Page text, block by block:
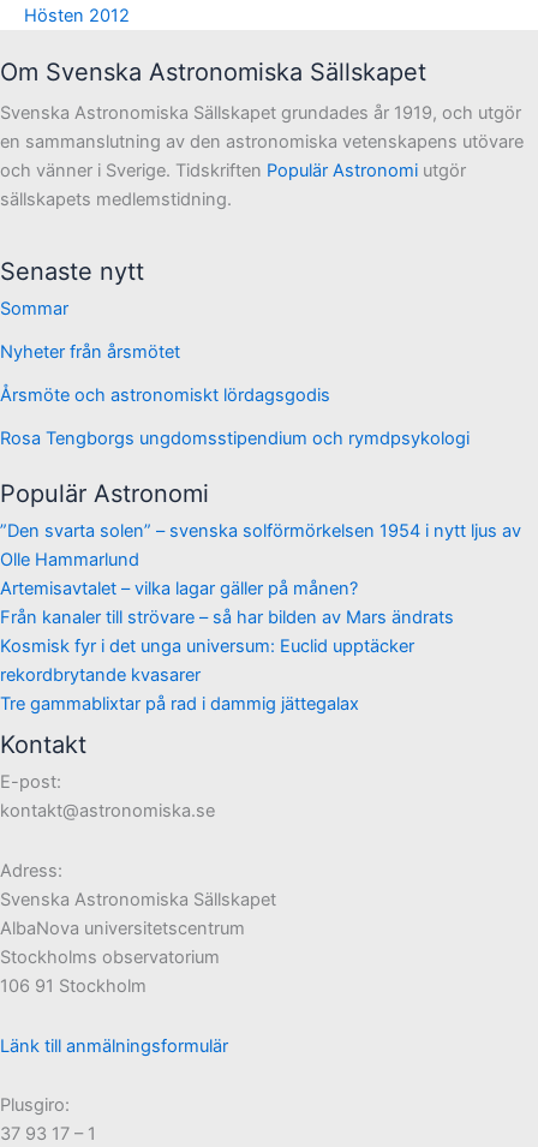
Hösten 2012
Om Svenska Astronomiska Sällskapet
Svenska Astronomiska Sällskapet grundades år 1919, och utgör
en sammanslutning av den astronomiska vetenskapens utövare
och vänner i Sverige. Tidskriften Populär Astronomi utgör
sällskapets medlemstidning.
Senaste nytt
Sommar
Nyheter från årsmötet
Årsmöte och astronomiskt lördagsgodis
Rosa Tengborgs ungdomsstipendium och rymdpsykologi
Populär Astronomi
”Den svarta solen” – svenska solförmörkelsen 1954 i nytt ljus av
Olle Hammarlund
Artemisavtalet – vilka lagar gäller på månen?
Från kanaler till strövare – så har bilden av Mars ändrats
Kosmisk fyr i det unga universum: Euclid upptäcker
rekordbrytande kvasarer
Tre gammablixtar på rad i dammig jättegalax
Kontakt
E-post:
kontakt@astronomiska.se
Adress:
Svenska Astronomiska Sällskapet
AlbaNova universitetscentrum
Stockholms observatorium
106 91 Stockholm
Länk till anmälningsformulär
Plusgiro:
37 93 17 – 1